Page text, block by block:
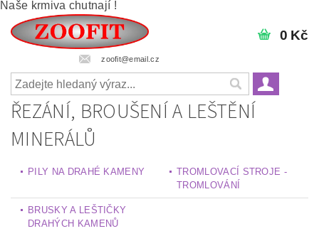
Naše krmiva chutnají !
zoofit@email.cz
0 Kč
ŘEZÁNÍ, BROUŠENÍ A LEŠTĚNÍ
MINERÁLŮ
PILY NA DRAHÉ KAMENY
TROMLOVACÍ STROJE -
TROMLOVÁNÍ
BRUSKY A LEŠTIČKY
DRAHÝCH KAMENŮ